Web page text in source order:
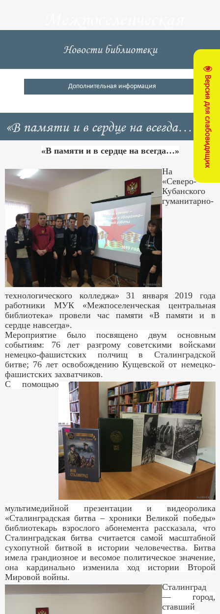
Версия для слабовидящих
центральная
библиотека
Кущевский район
Новости библиотеки
Дополнительная информация
«В памяти и в сердце на всегда…»
«В памяти и в сердце на всегда…»
На базе
«Северо-
Кубанского
гуманитарно-
технологического колледжа» 31 января 2019 года
работники МУК «Межпоселенческая центральная
библиотека» провели час памяти «В памяти и в
сердце навсегда».
Мероприятие было посвящено двум основным
событиям: 76 лет разгрому советскими войсками
немецко-фашистских полчищ в Сталинградской
битве; 76 лет освобождению Кущевской от немецко-
фашистских захватчиков.
С помощью
мультимедийной презентации и видеоролика
«Сталинградская битва – хроники Великой победы»
библиотекарь взрослого абонемента рассказала, что
Сталинградская битва считается самой масштабной
сухопутной битвой в истории человечества. Битва
имела грандиозное и весомое политическое значение,
она кардинально изменила ход истории Второй
Мировой войны.
Сталинград
— город,
ставший